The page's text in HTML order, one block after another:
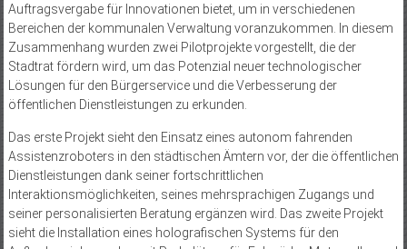
Auftragsvergabe für Innovationen bietet, um in verschiedenen
Bereichen der kommunalen Verwaltung voranzukommen. In diesem
Zusammenhang wurden zwei Pilotprojekte vorgestellt, die der
Stadtrat fördern wird, um das Potenzial neuer technologischer
Lösungen für den Bürgerservice und die Verbesserung der
öffentlichen Dienstleistungen zu erkunden.
Das erste Projekt sieht den Einsatz eines autonom fahrenden
Assistenzroboters in den städtischen Ämtern vor, der die öffentlichen
Dienstleistungen dank seiner fortschrittlichen
Interaktionsmöglichkeiten, seines mehrsprachigen Zugangs und
seiner personalisierten Beratung ergänzen wird. Das zweite Projekt
sieht die Installation eines holografischen Systems für den